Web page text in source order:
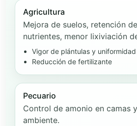
Agricultura
Mejora de suelos, retención
nutrientes, menor lixiviación
Vigor de plántulas y uniformidad
Reducción de fertilizante
Pecuario
Control de amonio en camas
ambiente.